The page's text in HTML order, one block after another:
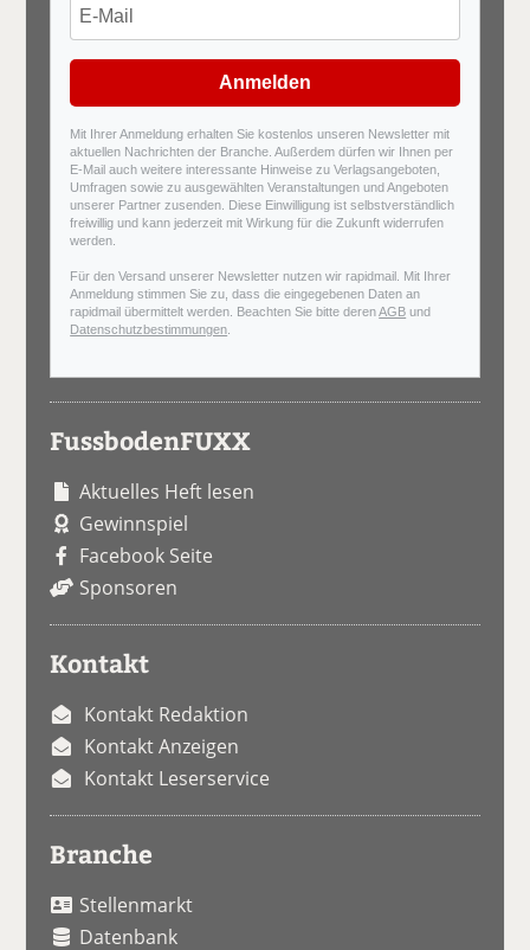
Anmelden
Mit Ihrer Anmeldung erhalten Sie kostenlos unseren Newsletter mit
aktuellen Nachrichten der Branche. Außerdem dürfen wir Ihnen per
E-Mail auch weitere interessante Hinweise zu Verlagsangeboten,
Umfragen sowie zu ausgewählten Veranstaltungen und Angeboten
unserer Partner zusenden. Diese Einwilligung ist selbstverständlich
freiwillig und kann jederzeit mit Wirkung für die Zukunft widerrufen
werden.
Für den Versand unserer Newsletter nutzen wir rapidmail. Mit Ihrer
Anmeldung stimmen Sie zu, dass die eingegebenen Daten an
rapidmail übermittelt werden. Beachten Sie bitte derenAGB und
Datenschutzbestimmungen
FussbodenFUXX
Aktuelles Heft lesen
Gewinnspiel
Facebook Seite
Sponsoren
Kontakt
Kontakt Redaktion
Kontakt Anzeigen
Kontakt Leserservice
Branche
Stellenmarkt
Datenbank